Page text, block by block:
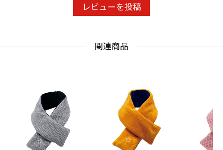
レビューを投稿
関連商品